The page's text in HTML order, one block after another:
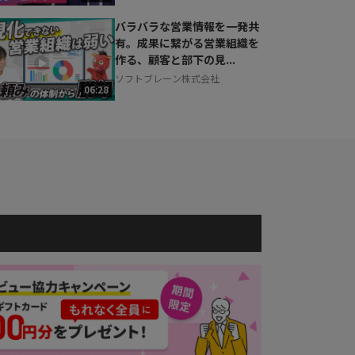
06:28
バラバラな営業情報を一発共
有。成果に繋がる営業組織を
作る、顧客と部下の見...
ソフトブレーン株式会社